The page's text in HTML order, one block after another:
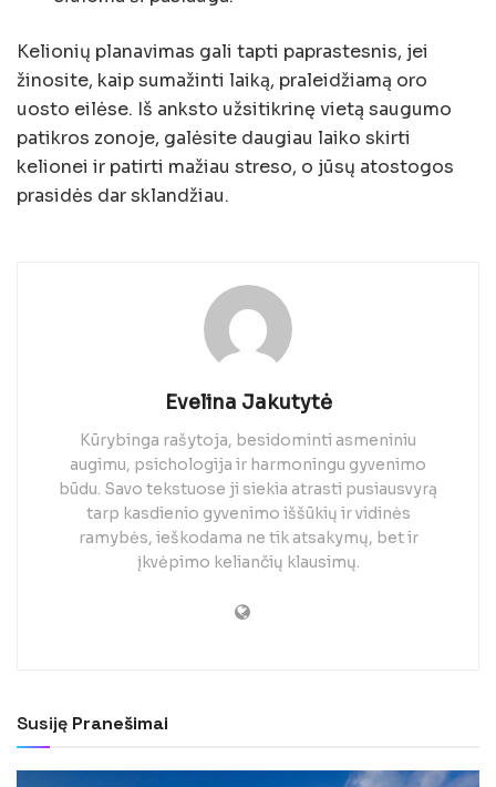
Kelionių planavimas gali tapti paprastesnis, jei
žinosite, kaip sumažinti laiką, praleidžiamą oro
uosto eilėse. Iš anksto užsitikrinę vietą saugumo
patikros zonoje, galėsite daugiau laiko skirti
kelionei ir patirti mažiau streso, o jūsų atostogos
prasidės dar sklandžiau.
Evelina Jakutytė
Kūrybinga rašytoja, besidominti asmeniniu
augimu, psichologija ir harmoningu gyvenimo
būdu. Savo tekstuose ji siekia atrasti pusiausvyrą
tarp kasdienio gyvenimo iššūkių ir vidinės
ramybės, ieškodama ne tik atsakymų, bet ir
įkvėpimo keliančių klausimų.
Susiję Pranešimai